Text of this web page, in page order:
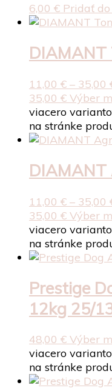
6,00 € Pridať
DIAMANT
11,00 € – 35,00
35,00 € Výber
viacero
na stránke
DIAMANT
11,00 € – 35,00
35,00 € Výber
viacero
na stránke
Prestige
12kg 25/
48,00 € Výber
viacero
na stránke